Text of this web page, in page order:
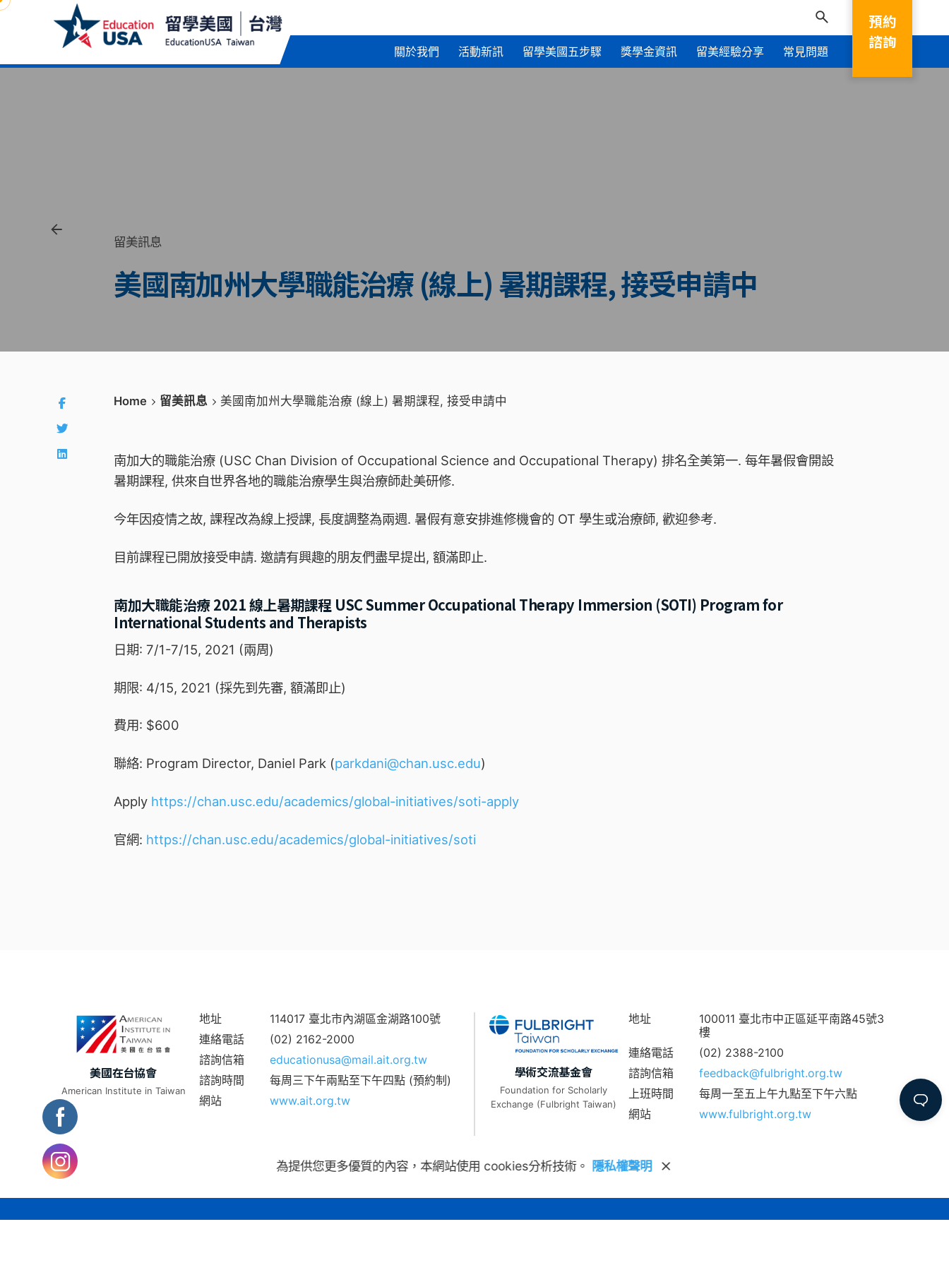
Skip
關於我們 活動新訊 留學美國五步驟 獎學金資訊 留美經驗分享 常見問題
預約
諮詢
留美訊息
美國南加州大學職能治療 (線上) 暑期課程, 接受申請中
Home 留美訊息 美國南加州大學職能治療 (線上) 暑期課程, 接受申請中
南加大的職能治療 (USC Chan Division of Occupational Science and Occupational Therapy) 排名全美第一. 每年暑假會開設
暑期課程, 供來自世界各地的職能治療學生與治療師赴美研修.
今年因疫情之故, 課程改為線上授課, 長度調整為兩週. 暑假有意安排進修機會的 OT 學生或治療師, 歡迎參考.
目前課程已開放接受申請. 邀請有興趣的朋友們盡早提出, 額滿即止.
南加大職能治療 2021 線上暑期課程 USC Summer Occupational Therapy Immersion (SOTI) Program for
International Students and Therapists
日期: 7/1-7/15, 2021 (兩周)
期限: 4/15, 2021 (採先到先審, 額滿即止)
費用: $600
聯絡: Program Director, Daniel Park (parkdani@chan.usc.edu)
Apply https://chan.usc.edu/academics/global-initiatives/soti-apply
官網: https://chan.usc.edu/academics/global-initiatives/soti
美國在台協會
American Institute in Taiwan
地址
114017 臺北市內湖區金湖路100號
連絡電話
(02) 2162-2000
諮詢信箱
educationusa@mail.ait.org.tw
諮詢時間
每周三下午兩點至下午四點 (預約制)
網站
www.ait.org.tw
學術交流基金會
Foundation for Scholarly
Exchange (Fulbright Taiwan)
地址
100011 臺北市中正區延平南路45號3
樓
連絡電話
(02) 2388-2100
諮詢信箱
feedback@fulbright.org.tw
上班時間
每周一至五上午九點至下午六點
網站
www.fulbright.org.tw
為提供您更多優質的內容，本網站使用 cookies分析技術。 隱私權聲明